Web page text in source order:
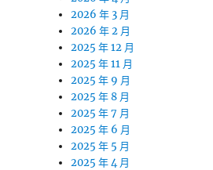
2026 年 3 月
2026 年 2 月
2025 年 12 月
2025 年 11 月
2025 年 9 月
2025 年 8 月
2025 年 7 月
2025 年 6 月
2025 年 5 月
2025 年 4 月